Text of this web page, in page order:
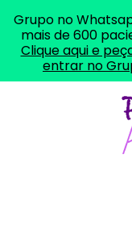
Grupo no
mais de 600
Clique aqui e
entrar no